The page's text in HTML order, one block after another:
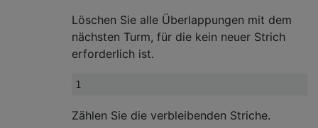
Löschen Sie alle Überlappungen mit dem
nächsten Turm, für die kein neuer Strich
erforderlich ist.
Zählen Sie die verbleibenden Striche.